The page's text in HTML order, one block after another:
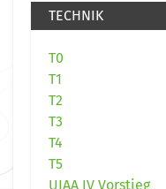
TECHNIK
T0
T1
T2
T3
T4
T5
UIAA IV Vorstieg